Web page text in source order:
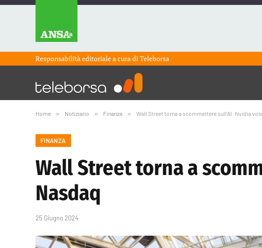
Responsabilità editoriale a cura diTeleborsa
Home » Notiziario » Finanza » Wall Street torna a scommettere sull’AI: Nvidia
FINANZA
Wall Street torna a
Nasdaq
25 Giugno 2024